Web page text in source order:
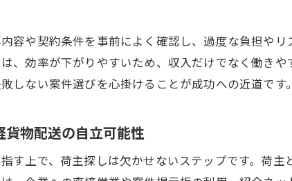
容や契約条件を事前によく確認し、過度な負担や
、効率が下がりやすいため、収入だけでなく働き
しない案件選びを心掛けることが成功への近道です。
物配送の自立可能性
す上で、荷主探しは欠かせないステップです。荷